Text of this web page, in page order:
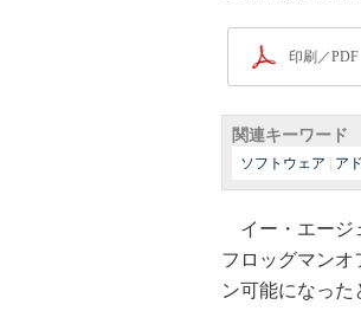
印刷／PDF
関連キーワード
ソフトウェア ア
イー・エージ
フロッグマンオ
ン可能になった